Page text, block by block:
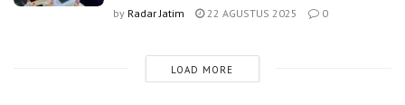
by Radar Jatim 22 AGUSTUS 2025 0
LOAD MORE